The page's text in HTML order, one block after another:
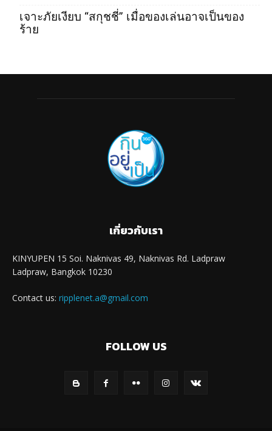
เจาะภัยเงียบ “สกุชชี่” เมื่อของเล่นอาจเป็นของ
ร้าย
เกี่ยวกับเรา
KINYUPEN 15 Soi. Naknivas 49, Naknivas Rd. Ladpraw
Ladpraw, Bangkok 10230
Contact us: ripplenet.a@gmail.com
FOLLOW US